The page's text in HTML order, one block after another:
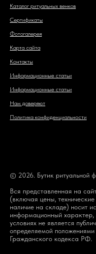
Каталог ритуальных венков
Сертификаты
Фотогалерея
Карта сайта
Контакты
Информационные статьи
Информационные статьи
Нам доверяют
Политика конфиденциальности
© 2026. Бутик ритуальной
Вся представленная на
(включая цены,
наличие на складе) носит
информационный характер,
условиях не является
определяемой положениями
Гражданского кодекса РФ.